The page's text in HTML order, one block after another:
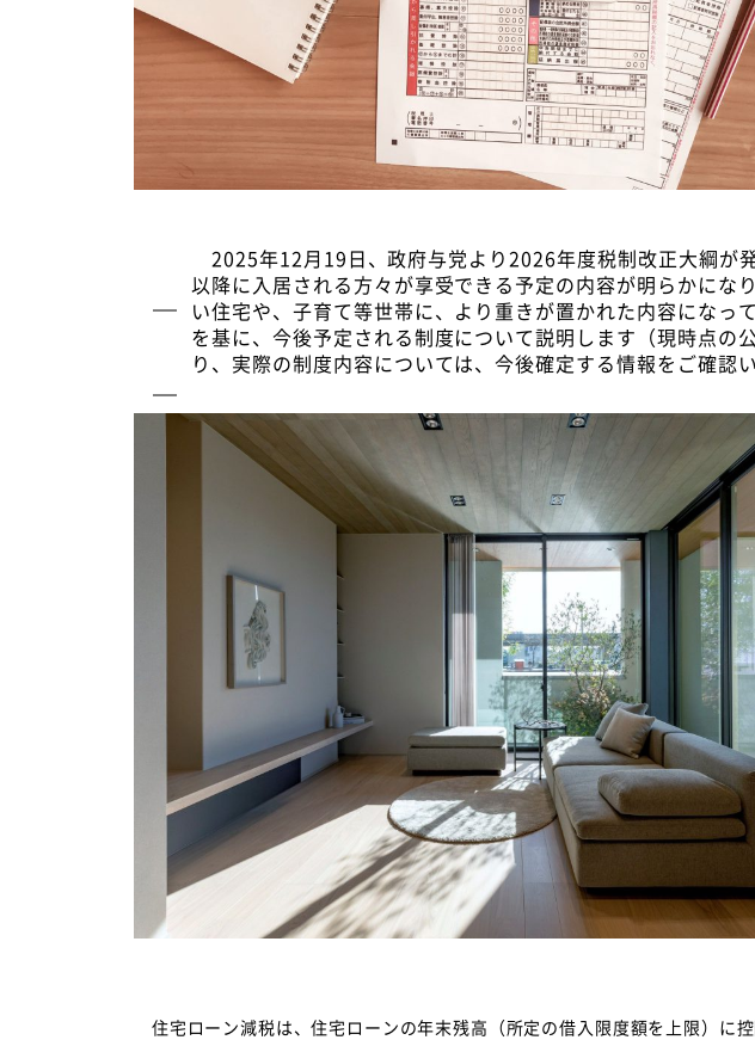
2025年12月19日、政府与党より2026年度税制改正大綱が
以降に入居される方々が享受できる予定の内容が明らかに
い住宅や、子育て等世帯に、より重きが置かれた内容にな
を基に、今後予定される制度について説明します（現時点の
り、実際の制度内容については、今後確定する情報をご確認
住宅ローン減税は、住宅ローンの年末残高（所定の借入限度額を上限）に